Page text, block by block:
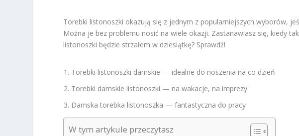
Torebki listonoszki okazują się z jednym z popularniejszych wyborów,
Można je bez problemu nosić na wiele okazji. Zastanawiasz się, kiedy
listonoszki będzie strzałem w dziesiątkę? Sprawdź!
Torebki listonoszki damskie — idealne do noszenia na co dzień
Torebki damskie listonoszki — na wakacje, na imprezy
Damska torebka listonoszka — fantastyczna do pracy
W tym artykule przeczytasz